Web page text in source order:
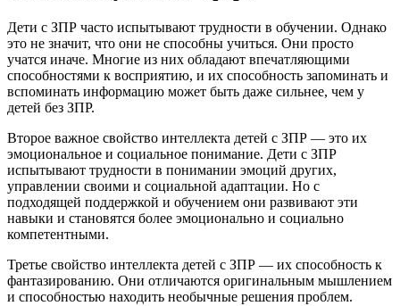
Дети с ЗПР часто испытывают трудности в обучении. Однако
это не значит, что они не способны учиться. Они просто
учатся иначе. Многие из них обладают впечатляющими
способностями к восприятию, и их способность запоминать и
вспоминать информацию может быть даже сильнее, чем у
детей без ЗПР.
Второе важное свойство интеллекта детей с ЗПР — это их
эмоциональное и социальное понимание. Дети с ЗПР
испытывают трудности в понимании эмоций других,
управлении своими и социальной адаптации. Но с
подходящей поддержкой и обучением они развивают эти
навыки и становятся более эмоционально и социально
компетентными.
Третье свойство интеллекта детей с ЗПР — их способность к
фантазированию. Они отличаются оригинальным мышлением
и способностью находить необычные решения проблем.